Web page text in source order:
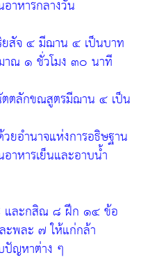
หารกลางวัน
ยสัจ ๔ มีฌาน ๔ เป็นบาท
มาณ ๑ ชั่วโมง ๓๐ นาที
ตตลักขณสูตรมีฌาน ๔ เป็น
ยอำนาจแห่งการอธิษฐาน
หารเย็นและอาบน้ำ
และกสิณ ๘ ฝึก ๑๔ ข้อ
ะพละ ๗ ให้แก่กล้า
ญหาต่าง ๆ